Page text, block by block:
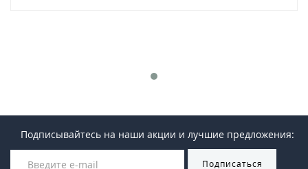
Подписывайтесь на наши акции и лучшие предложения:
Подписаться